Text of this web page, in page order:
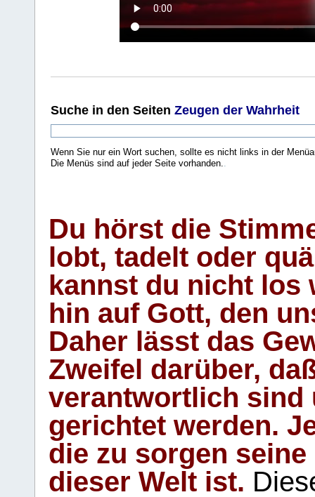
Suche in den Seiten Zeugen der Wahrheit
Wenn Sie nur ein Wort suchen, sollte es nicht links in der
Die Menüs sind auf jeder Seite vorhanden..
Du hörst die
lobt, tadelt oder
kannst du nicht los
hin auf Gott, den
Daher lässt das
Zweifel darüber,
verantwortlich sind
gerichtet werden.
die zu sorgen
dieser Welt ist.